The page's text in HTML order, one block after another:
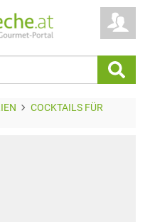
COCKTAILS FÜR